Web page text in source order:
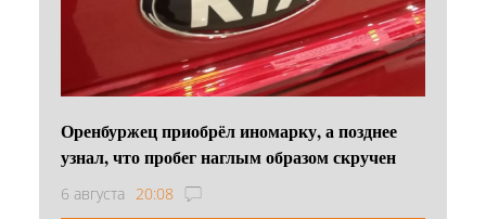
Оренбуржец приобрёл иномарку, а позднее
узнал, что пробег наглым образом скручен
6 августа 20:08